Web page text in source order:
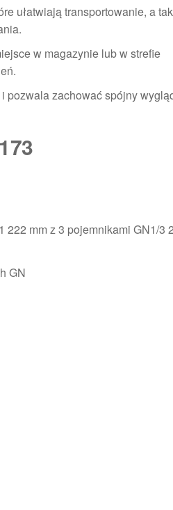
ułatwiają transportowanie, a
w magazynie lub w strefie
pozwala zachować spójny
mm z 3 pojemnikami GN1/3
GN